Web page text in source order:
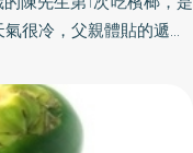
很冷，父親體貼的遞來1
榔對自己的影響，才戒
國民健康署針對國中生
中生的第1口檳榔大多來